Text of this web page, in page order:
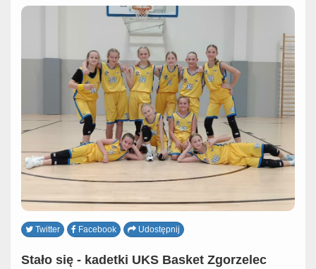
Twitter Facebook Udostępnij
Stało się - kadetki UKS Basket Zgorzelec